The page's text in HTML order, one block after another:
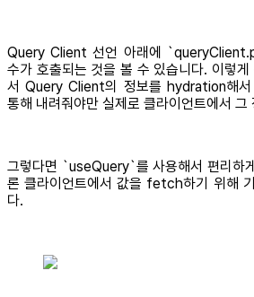
Query Client 선언 아래에
수가 호출되는 것을 볼 수 있습니다. 이렇
서 Query Client의 정보를 hydration해
통해 내려줘야만 실제로 클라이언트에서 그
그렇다면 `useQuery`를 사용해서 편리하
론 클라이언트에서 값을 fetch하기 위해
다.